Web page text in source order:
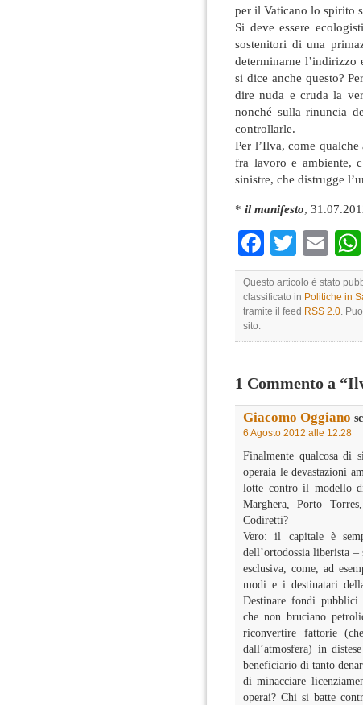
per il Vaticano lo spirito
Si deve essere
sostenitori di una
determinarne l’indirizzo
si dice anche questo?
dire nuda e cruda la
nonché sulla rinuncia
controllarle.
Per l’Ilva, come
fra lavoro e ambiente,
sinistre, che distrugge
* il manifesto,
Facebook
Twitter
Questo articolo è stato
classificato in Politiche in
tramite il feed RSS 2.0.
sito.
1 Commento a
Giacomo Oggiano
6 Agosto 2012 alle 12:28
Finalmente qualcosa di
operaia le devastazioni
lotte contro il modello
Marghera, Porto
Codiretti?
Vero: il capitale è
dell’ortodossia liberista
esclusiva, come, ad
modi e i destinatari
Destinare fondi pubblici
che non bruciano
riconvertire fattorie
dall’atmosfera) in
beneficiario di tanto
di minacciare
operai? Chi si batte